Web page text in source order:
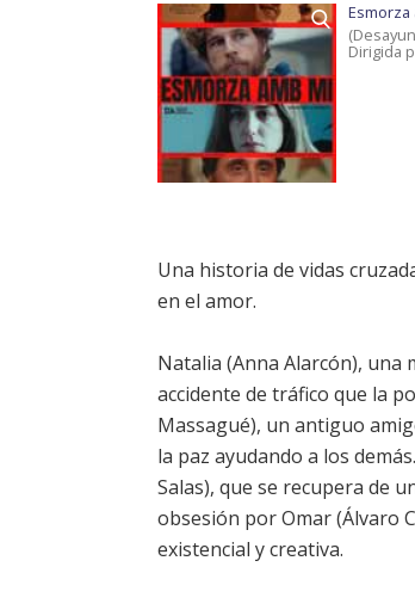
Esmorza
Dirigida
Una historia de vidas
en el amor.
Natalia (Anna Alarcón), una
accidente de tráfico que la
Massagué), un antiguo
la paz ayudando a los
Salas), que se recupera de
obsesión por Omar (Álvaro
existencial y creativa.